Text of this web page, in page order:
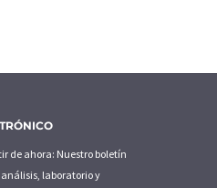
de ahora: Nuestro boletín
laboratorio y